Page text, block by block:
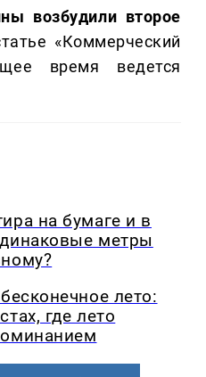
возбудили второе
«Коммерческий
время ведется
на бумаге и в
метры
лето:
где лето